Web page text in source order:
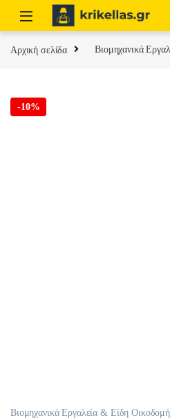
Skip to navigation
Skip to content
Αρχική σελίδα Βιομηχανικά
-10%
Βιομηχανικά Εργαλεία & Είδη